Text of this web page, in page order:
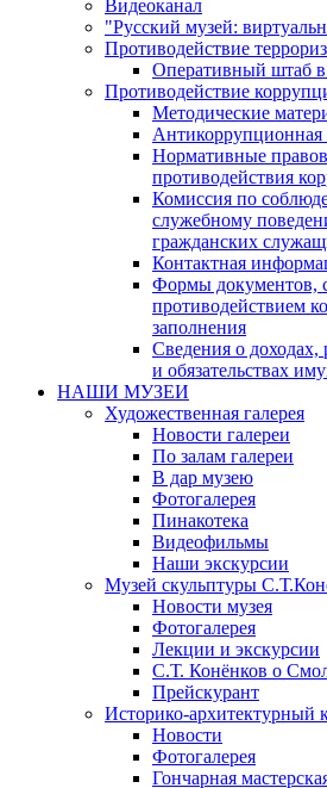
Видеоканал
"Русский музей:
Противодействие
Оперативный штаб
Противодействие
Методические
Антикоррупционная
Нормативные
противодействия
Комиссия по
служебному
гражданских
Контактная
Формы документов,
противодействием
заполнения
Сведения о доходах,
и обязательствах
НАШИ МУЗЕИ
Художественная галерея
Новости галереи
По залам галереи
В дар музею
Фотогалерея
Пинакотека
Видеофильмы
Наши экскурсии
Музей скульптуры
Новости музея
Фотогалерея
Лекции и экскурсии
С.Т. Конёнков о
Прейскурант
Историко-архитектурный
Новости
Фотогалерея
Гончарная